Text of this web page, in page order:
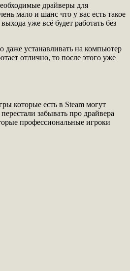
драйверы для
мало и шанс что у вас есть такое
уже всё будет работать без
даже устанавливать на компьютер
отлично, то после этого уже
которые есть в Steam могут
забывать про драйвера
профессиональные игроки